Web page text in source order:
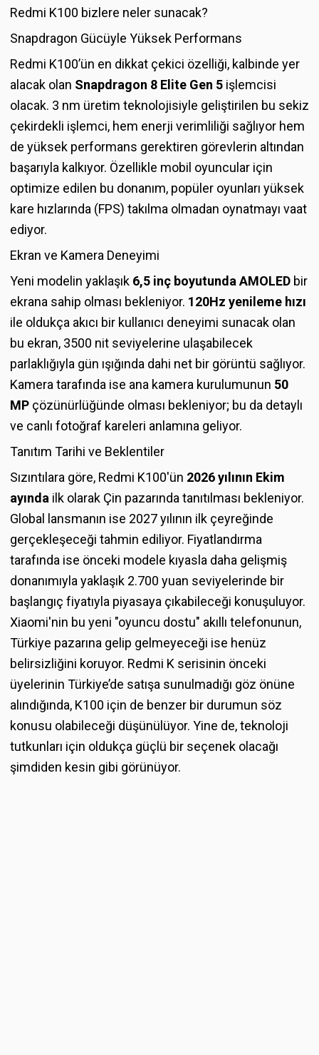
Redmi K100 bizlere neler sunacak?
Snapdragon Gücüyle Yüksek Performans
Redmi K100’ün en dikkat çekici özelliği, kalbinde yer
alacak olan Snapdragon 8 Elite Gen 5 işlemcisi
olacak. 3 nm üretim teknolojisiyle geliştirilen bu sekiz
çekirdekli işlemci, hem enerji verimliliği sağlıyor hem
de yüksek performans gerektiren görevlerin altından
başarıyla kalkıyor. Özellikle mobil oyuncular için
optimize edilen bu donanım, popüler oyunları yüksek
kare hızlarında (FPS) takılma olmadan oynatmayı vaat
ediyor.
Ekran ve Kamera Deneyimi
Yeni modelin yaklaşık 6,5 inç boyutunda AMOLED bir
ekrana sahip olması bekleniyor. 120Hz yenileme hızı
ile oldukça akıcı bir kullanıcı deneyimi sunacak olan
bu ekran, 3500 nit seviyelerine ulaşabilecek
parlaklığıyla gün ışığında dahi net bir görüntü sağlıyor.
Kamera tarafında ise ana kamera kurulumunun 50
MP çözünürlüğünde olması bekleniyor; bu da detaylı
ve canlı fotoğraf kareleri anlamına geliyor.
Tanıtım Tarihi ve Beklentiler
Sızıntılara göre, Redmi K100'ün 2026 yılının Ekim
ayında ilk olarak Çin pazarında tanıtılması bekleniyor.
Global lansmanın ise 2027 yılının ilk çeyreğinde
gerçekleşeceği tahmin ediliyor. Fiyatlandırma
tarafında ise önceki modele kıyasla daha gelişmiş
donanımıyla yaklaşık 2.700 yuan seviyelerinde bir
başlangıç fiyatıyla piyasaya çıkabileceği konuşuluyor.
Xiaomi'nin bu yeni "oyuncu dostu" akıllı telefonunun,
Türkiye pazarına gelip gelmeyeceği ise henüz
belirsizliğini koruyor. Redmi K serisinin önceki
üyelerinin Türkiye’de satışa sunulmadığı göz önüne
alındığında, K100 için de benzer bir durumun söz
konusu olabileceği düşünülüyor. Yine de, teknoloji
tutkunları için oldukça güçlü bir seçenek olacağı
şimdiden kesin gibi görünüyor.